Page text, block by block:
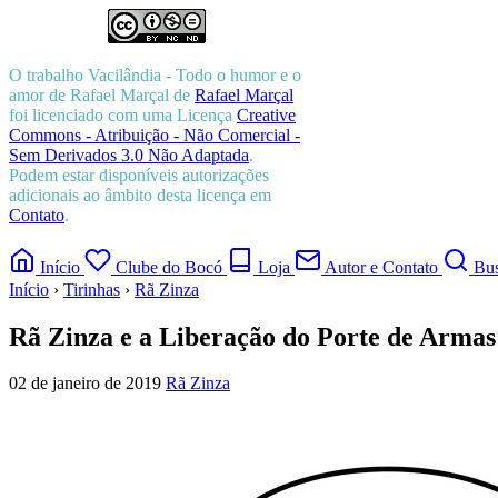
O trabalho Vacilândia - Todo o humor e o
amor de Rafael Marçal de Rafael Marçal
foi licenciado com uma Licença Creative
Commons - Atribuição - Não Comercial -
Sem Derivados 3.0 Não Adaptada.
Podem estar disponíveis autorizações
adicionais ao âmbito desta licença em
Contato.
Início Clube do Bocó Loja Autor e Contato
Início › Tirinhas › Rã Zinza
Rã Zinza e a Liberação do Porte de Armas
02 de janeiro de 2019 Rã Zinza